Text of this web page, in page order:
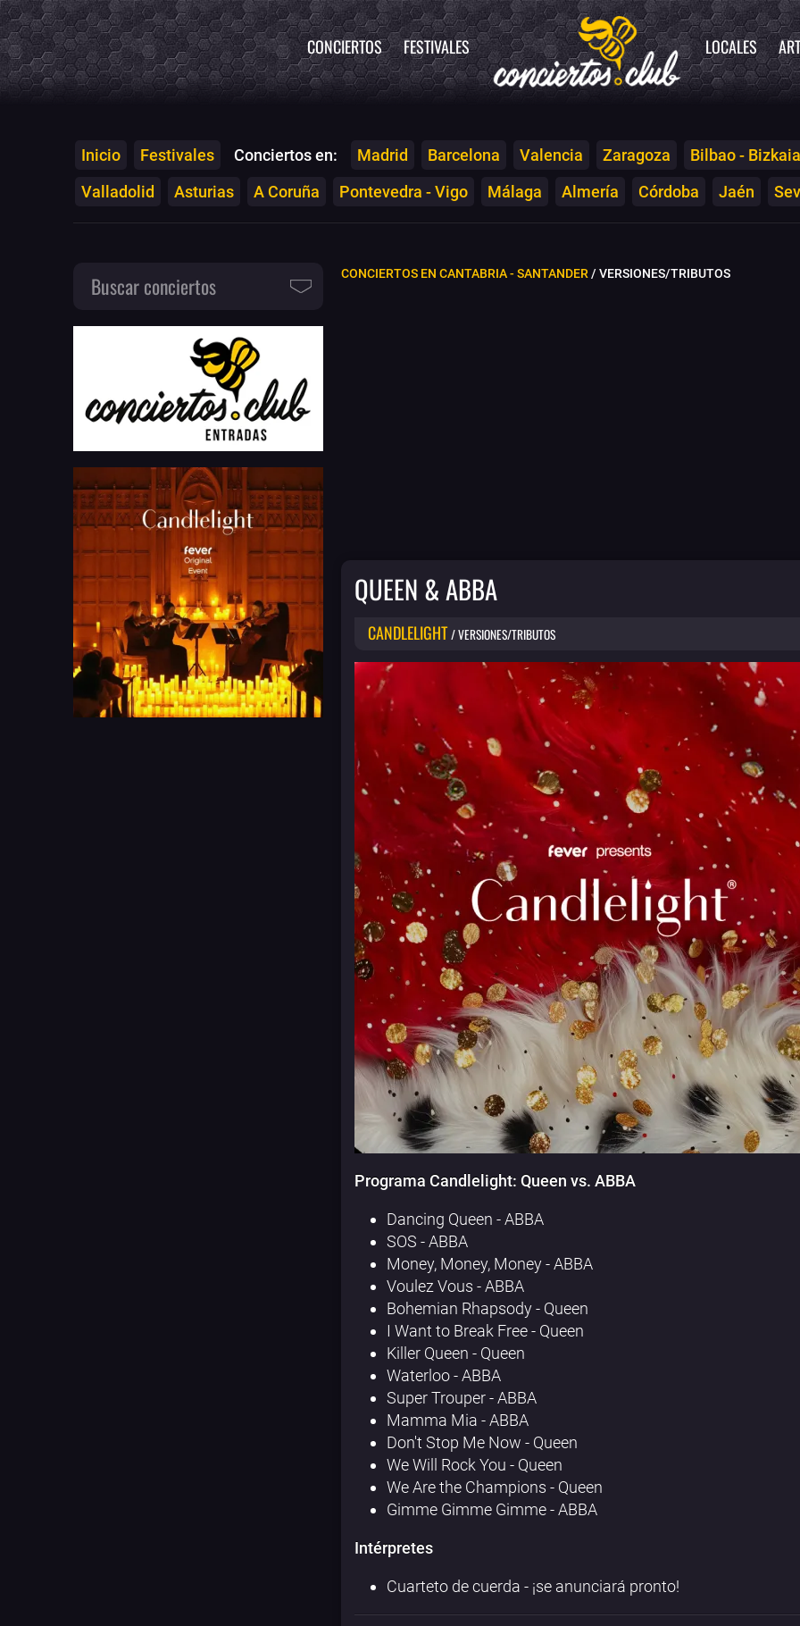
CONCIERTOS FESTIVALES LOCALES
Inicio Festivales Conciertos en: Madrid Barcelona Valencia Zaragoza Bilbao - Bizkaia
Valladolid
Asturias A Coruña Pontevedra - Vigo Málaga Almería Córdoba Jaén
CONCIERTOS EN CANTABRIA - SANTANDER/ VERSIONES/TRIBUTOS
QUEEN & ABBA
CANDLELIGHT / VERSIONES/TRIBUTOS
Programa Candlelight: Queen vs. ABBA
Dancing Queen - ABBA
SOS - ABBA
Money, Money, Money - ABBA
Voulez Vous - ABBA
Bohemian Rhapsody - Queen
I Want to Break Free - Queen
Killer Queen - Queen
Waterloo - ABBA
Super Trouper - ABBA
Mamma Mia - ABBA
Don't Stop Me Now - Queen
We Will Rock You - Queen
We Are the Champions - Queen
Gimme Gimme Gimme - ABBA
Intérpretes
Cuarteto de cuerda - ¡se anunciará pronto!
Buscar conciertos